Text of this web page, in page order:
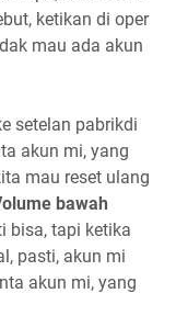
ketikan di oper
mau ada akun
setelan pabrikdi
akun mi, yang
mau reset ulang
bawah
bisa, tapi ketika
pasti, akun mi
akun mi, yang